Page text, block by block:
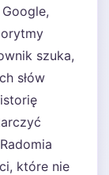
szuka,
słów
które nie